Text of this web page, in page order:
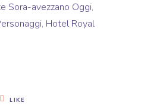
Sora-avezzano Oggi,
, Hotel Royal
LIKE